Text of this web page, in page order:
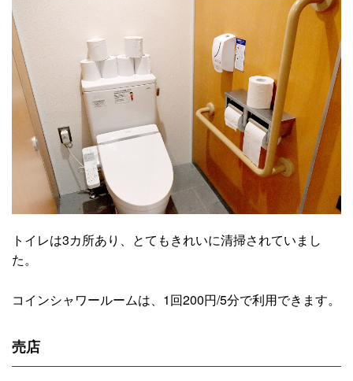
トイレは3カ所あり、とてもきれいに清掃されていまし
た。
コインシャワールームは、1回200円/5分で利用できます。
売店